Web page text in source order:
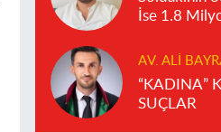
İse 1.8
AV. ALI
“KADINA”
SUÇLAR